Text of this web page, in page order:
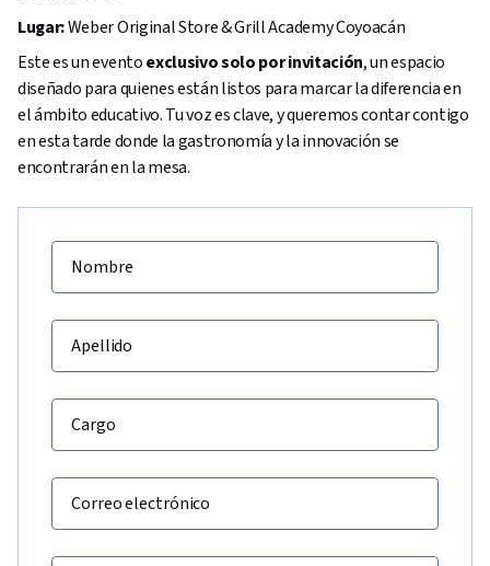
Lugar:Weber Original Store & Grill Academy Coyoacán
Este es un eventoexclusivo solo por invitación, un espacio
diseñado para quienes están listos para marcar la diferencia en
el ámbito educativo. Tu voz es clave, y queremos contar contigo
en esta tarde donde la gastronomía y la innovación se
encontrarán en la mesa.
Nombre
Apellido
Cargo
Correo electrónico